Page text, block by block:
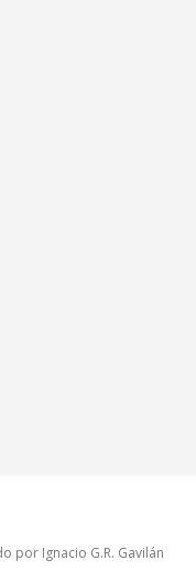
por Ignacio G.R. Gavilán